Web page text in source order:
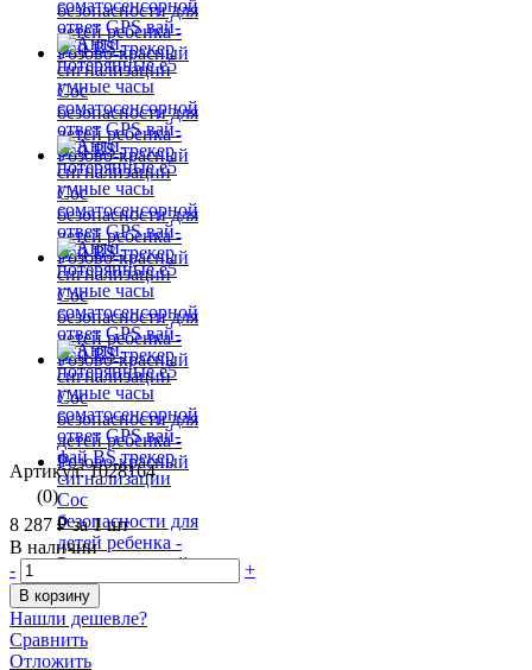
Артикул: 1028164
(0)
8 287 ₽за 1 шт
В наличии
-
+
В корзину
Нашли дешевле?
Сравнить
Отложить